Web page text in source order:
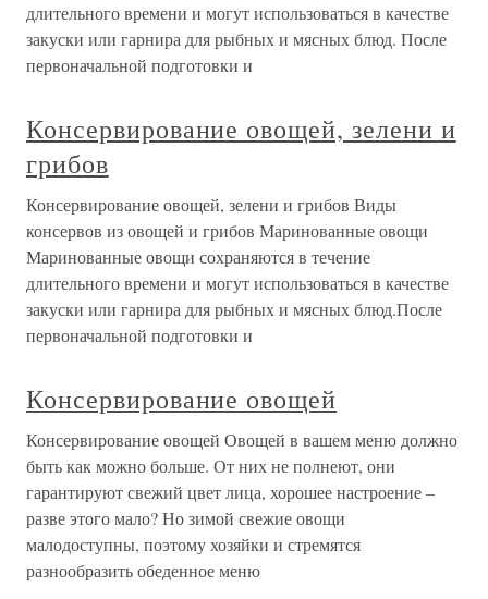
длительного времени и могут использоваться в качестве
закуски или гарнира для рыбных и мясных блюд. После
первоначальной подготовки и
Консервирование овощей, зелени и
грибов
Консервирование овощей, зелени и грибов Виды
консервов из овощей и грибов Маринованные овощи
Маринованные овощи сохраняются в течение
длительного времени и могут использоваться в качестве
закуски или гарнира для рыбных и мясных блюд.После
первоначальной подготовки и
Консервирование овощей
Консервирование овощей Овощей в вашем меню должно
быть как можно больше. От них не полнеют, они
гарантируют свежий цвет лица, хорошее настроение –
разве этого мало? Но зимой свежие овощи
малодоступны, поэтому хозяйки и стремятся
разнообразить обеденное меню